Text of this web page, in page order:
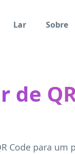
Lar
Sobre
de
Code para